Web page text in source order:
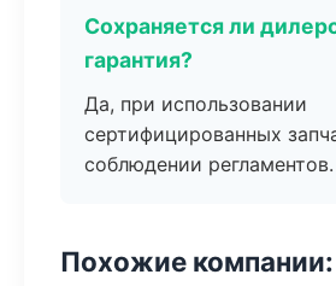
Сохраняется ли
гарантия?
Да, при использовании
сертифицированных
соблюдении регламентов.
Похожие